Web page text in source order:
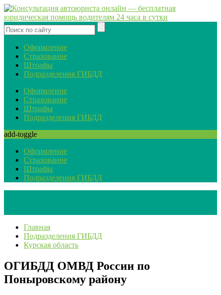
Оформление
Страхование
Штрафы
Подразделения ГИБДД
Оформление
Страхование
Штрафы
Подразделения ГИБДД
add-toggle
Оформление
Страхование
Штрафы
Подразделения ГИБДД
Главная
Подразделения ГИБДД
Курская область
ОГИБДД ОМВД России по
Поныровскому району